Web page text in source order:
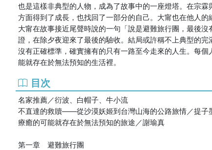
也是這樣非典型的人物，成為了故事中的一座燈塔。在宗
方面得到了成長，也找回了一部分的自己。大甯也在他人
大甯在故事接近尾聲時說的一句「說是避難旅行團，最後
證，在除夕夜迎來了最後的驗收。結局或許稱不上典型的
沒有正確標準，確實擁有的只有一路至今走來的人生。每
能就存在於無法預知的生活裡。
目次
名家推薦／衍波、白帽子、牛小流
不直達的救贖——從沙漠妖姬到台灣山海的公路旅情／提子
療癒的可能就存在於無法預知的旅途／謝瑜真
第一章 避難旅行團